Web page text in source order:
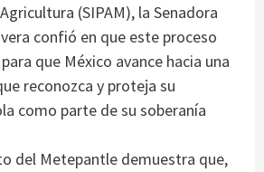
(SIPAM), la Senadora
confió en que este proceso
que México avance hacia una
reconozca y proteja su
como parte de su soberanía
del Metepantle demuestra que,